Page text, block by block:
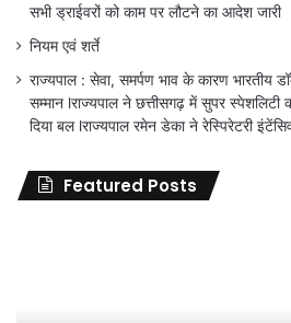
सभी ड्राईवरों को काम पर लौटने का आदेश जारी
नियम एवं शर्ते
राज्यपाल : सेवा, समर्पण भाव के कारण भारतीय
सम्मान lराज्यपाल ने छत्तीसगढ़ में सुपर स्पेशलिटी
दिया बल lराज्यपाल रमेन डेका ने रेस्पिरेटरी
Featured Posts